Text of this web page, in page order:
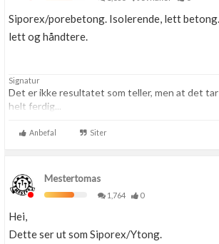
Siporex/porebetong. Isolerende, lett
lett og håndtere.
Signatur
Det er ikke resultatet som teller, men at det
helt ferdig...
Anbefal Siter
Mestertomas
1,764
0
Hei,
Dette ser ut som Siporex/Ytong.